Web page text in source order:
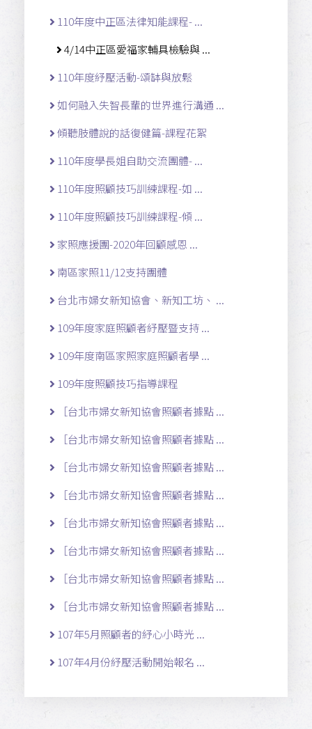
110年度中正區法律知能課程- ...
4/14中正區愛福家輔具檢驗與 ...
110年度紓壓活動-頌缽與放鬆
如何融入失智長輩的世界進行溝通 ...
傾聽肢體說的話復健篇-課程花絮
110年度學長姐自助交流團體- ...
110年度照顧技巧訓練課程-如 ...
110年度照顧技巧訓練課程-傾 ...
家照應援團-2020年回顧感恩 ...
南區家照11/12支持團體
台北市婦女新知協會、新知工坊、 ...
109年度家庭照顧者紓壓暨支持 ...
109年度南區家照家庭照顧者學 ...
109年度照顧技巧指導課程
［台北市婦女新知協會照顧者據點 ...
［台北市婦女新知協會照顧者據點 ...
［台北市婦女新知協會照顧者據點 ...
［台北市婦女新知協會照顧者據點 ...
［台北市婦女新知協會照顧者據點 ...
［台北市婦女新知協會照顧者據點 ...
［台北市婦女新知協會照顧者據點 ...
［台北市婦女新知協會照顧者據點 ...
107年5月照顧者的紓心小時光 ...
107年4月份紓壓活動開始報名 ...